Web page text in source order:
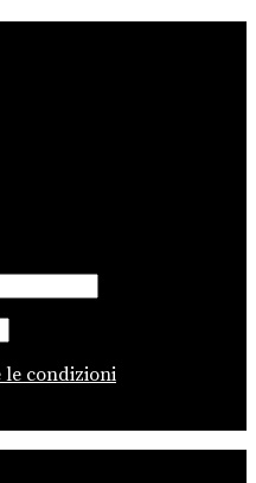
le condizioni